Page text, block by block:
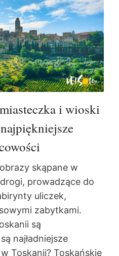
i wioski
skąpane w
prowadzące do
uliczek,
zabytkami.
są
najładniejsze
Toskanii? Toskańskie